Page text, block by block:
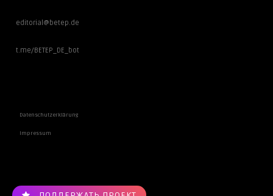
editorial@betep.de
t.me/BETEP_DE_bot
Datenschutzerklärung
Impressum